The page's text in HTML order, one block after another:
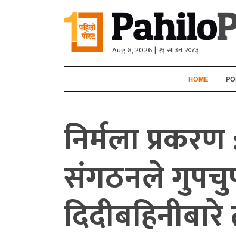
Aug 8, 2026 | २३ साउन २०८३
HOME
निर्मला
संगठनले गुपचुप